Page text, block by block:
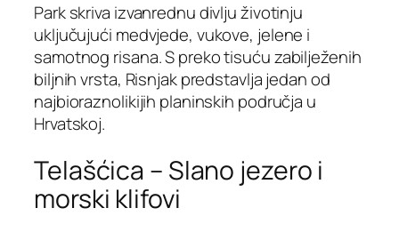
Park skriva izvanrednu divlju životinju
uključujući medvjede, vukove, jelene i
samotnog risana. S preko tisuću zabilježenih
biljnih vrsta, Risnjak predstavlja jedan od
najbioraznolikijih planinskih područja u
Hrvatskoj.
Telašćica – Slano jezero i
morski klifovi